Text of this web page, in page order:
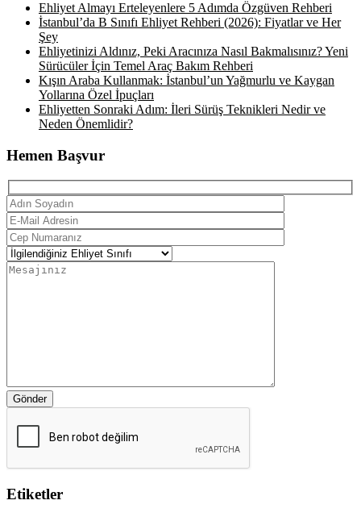
Ehliyet Almayı Erteleyenlere 5 Adımda Özgüven Rehberi
İstanbul’da B Sınıfı Ehliyet Rehberi (2026): Fiyatlar ve Her
Şey
Ehliyetinizi Aldınız, Peki Aracınıza Nasıl Bakmalısınız? Yeni
Sürücüler İçin Temel Araç Bakım Rehberi
Kışın Araba Kullanmak: İstanbul’un Yağmurlu ve Kaygan
Yollarına Özel İpuçları
Ehliyetten Sonraki Adım: İleri Sürüş Teknikleri Nedir ve
Neden Önemlidir?
Hemen Başvur
Gönder
Etiketler